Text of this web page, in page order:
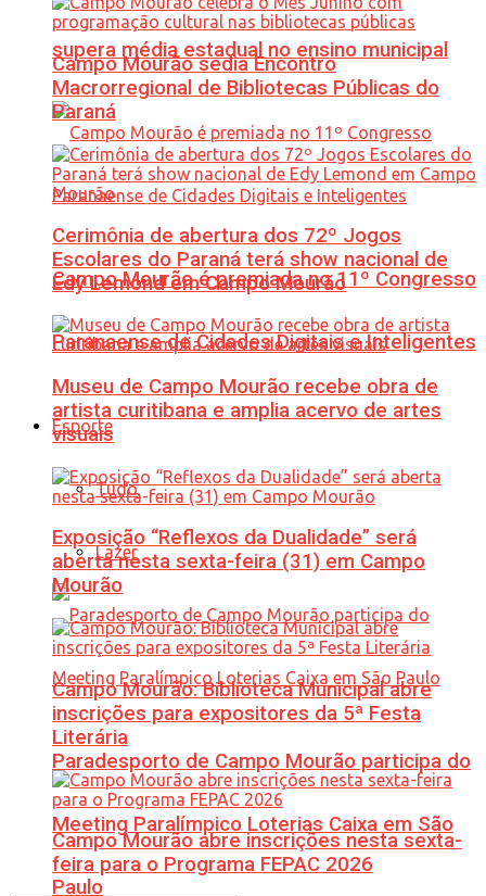
supera média estadual no ensino municipal
Campo Mourão é premiada no 11º Congresso
Paranaense de Cidades Digitais e Inteligentes
Esporte
Tudo
Lazer
Paradesporto de Campo Mourão participa do
Meeting Paralímpico Loterias Caixa em São
Paulo
Campo Mourão sedia Encontro
Macrorregional de Bibliotecas Públicas do
Paraná
Cerimônia de abertura dos 72º Jogos
Escolares do Paraná terá show nacional de
Edy Lemond em Campo Mourão
Museu de Campo Mourão recebe obra de
artista curitibana e amplia acervo de artes
visuais
Exposição “Reflexos da Dualidade” será
aberta nesta sexta-feira (31) em Campo
Mourão
Campo Mourão: Biblioteca Municipal abre
inscrições para expositores da 5ª Festa
Literária
Campo Mourão abre inscrições nesta sexta-
feira para o Programa FEPAC 2026